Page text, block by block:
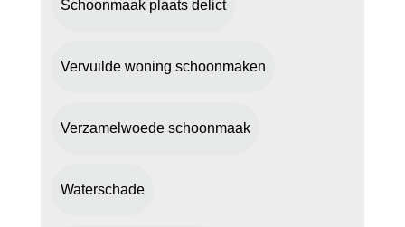
Schoonmaak plaats delict
Vervuilde woning schoonmaken
Verzamelwoede schoonmaak
Waterschade